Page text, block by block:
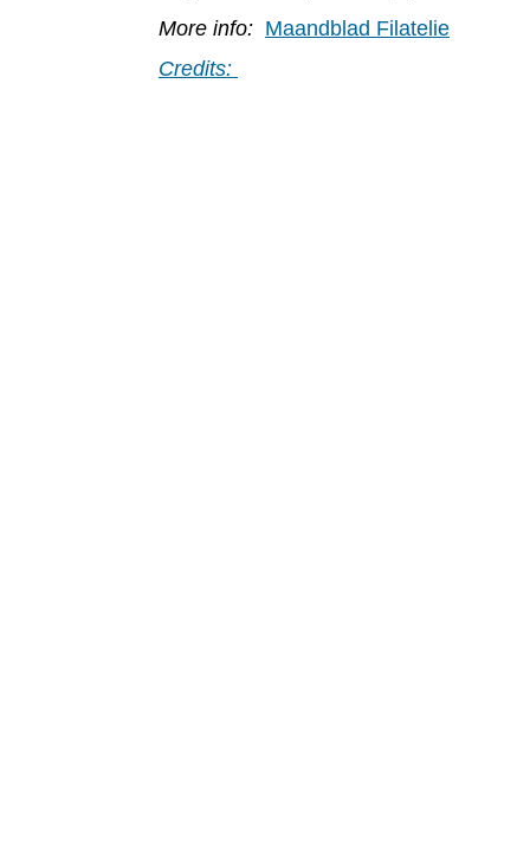
More info: Maandblad Filatelie
Credits: